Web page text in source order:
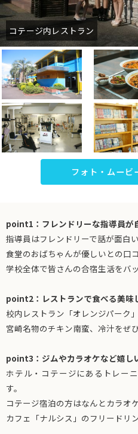
コテージ内レストラン
フォト・ムービ
point1：フレンドリーな指導員が
指導員はフレンドリーで話が面白
食堂のおばちゃんが優しいとの口
学校全体で皆さんの合宿生活をバ
point2：レストランで食べる美味
校内レストラン「オレンジパーク
宮崎名物のチキン南蛮、冷汁をぜ
point3：ジムやカラオケなど嬉し
ホテル・コテージにあるトレー
す。
コテージ宿泊の方はなんとカラオ
カフェ「ナルシス」のフリードリ